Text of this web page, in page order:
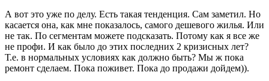
А вот это уже по делу. Есть такая тенденция. Сам заметил. Но
касается она, как мне показалось, самого дешевого жилья. Или
не так. По сегментам можете подсказать. Потому как я все же
не профи. И как было до этих последних 2 кризисных лет?
Т.е. в нормальных условиях как должно быть? Мы ж пока
ремонт сделаем. Пока поживет. Пока до продажи дойдем)).